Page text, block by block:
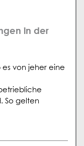
in der
von jeher eine
So gelten